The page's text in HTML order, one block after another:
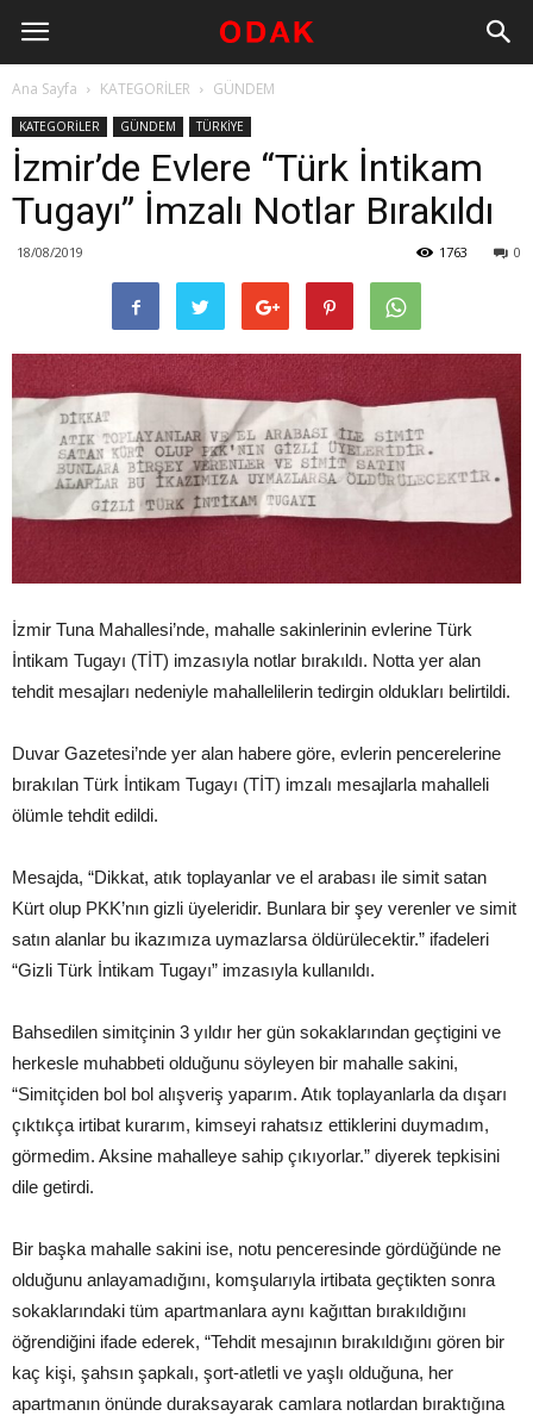
Ana Sayfa KATEGORİLER GÜNDEM
KATEGORİLER GÜNDEM TÜRKİYE
İzmir’de Evlere “Türk İntikam
Tugayı” İmzalı Notlar Bırakıldı
18/08/2019 0
1763
İzmir Tuna Mahallesi’nde, mahalle sakinlerinin evlerine Türk
İntikam Tugayı (TİT) imzasıyla notlar bırakıldı. Notta yer alan
tehdit mesajları nedeniyle mahallelilerin tedirgin oldukları belirtildi.
Duvar Gazetesi’nde yer alan habere göre, evlerin pencerelerine
bırakılan Türk İntikam Tugayı (TİT) imzalı mesajlarla mahalleli
ölümle tehdit edildi.
Mesajda, “Dikkat, atık toplayanlar ve el arabası ile simit satan
Kürt olup PKK’nın gizli üyeleridir. Bunlara bir şey verenler ve simit
satın alanlar bu ikazımıza uymazlarsa öldürülecektir.” ifadeleri
“Gizli Türk İntikam Tugayı” imzasıyla kullanıldı.
Bahsedilen simitçinin 3 yıldır her gün sokaklarından geçtigini ve
herkesle muhabbeti olduğunu söyleyen bir mahalle sakini,
“Simitçiden bol bol alışveriş yaparım. Atık toplayanlarla da dışarı
çıktıkça irtibat kurarım, kimseyi rahatsız ettiklerini duymadım,
görmedim. Aksine mahalleye sahip çıkıyorlar.” diyerek tepkisini
dile getirdi.
Bir başka mahalle sakini ise, notu penceresinde gördüğünde ne
olduğunu anlayamadığını, komşularıyla irtibata geçtikten sonra
sokaklarındaki tüm apartmanlara aynı kağıttan bırakıldığını
öğrendiğini ifade ederek, “Tehdit mesajının bırakıldığını gören bir
kaç kişi, şahsın şapkalı, şort-atletli ve yaşlı olduğuna, her
apartmanın önünde duraksayarak camlara notlardan bıraktığına